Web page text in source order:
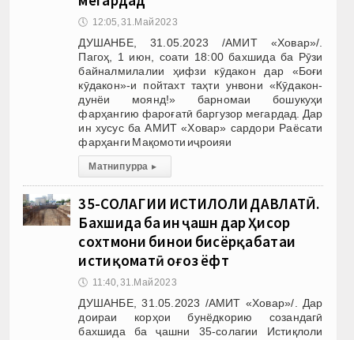
🕔 12:05, 31.Май 2023
ДУШАНБЕ, 31.05.2023 /АМИТ «Ховар»/.
Пагоҳ, 1 июн, соати 18:00 бахшида ба Рӯзи
байналмилалии ҳифзи кӯдакон дар «Боғи
кӯдакон»-и пойтахт таҳти унвони «Кӯдакон-
дунёи моянд!» барномаи бошукуҳи
фарҳангию фароғатӣ баргузор мегардад. Дар
ин хусус ба АМИТ «Ховар» сардори Раёсати
фарҳанги Мақомоти иҷроияи
Матни пурра ▸
35-СОЛАГИИ ИСТИҚЛОЛИ ДАВЛАТӢ.
Бахшида ба ин ҷашн дар Ҳисор
сохтмони бинои бисёрқабатаи
истиқоматӣ оғоз ёфт
🕔 11:40, 31.Май 2023
ДУШАНБЕ, 31.05.2023 /АМИТ «Ховар»/. Дар
доираи корҳои бунёдкорию созандагӣ
бахшида ба ҷашни 35-солагии Истиқлоли